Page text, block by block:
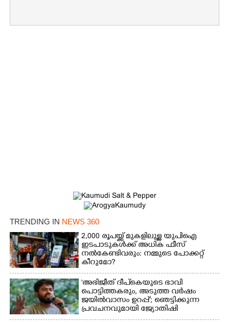
TRENDING IN NEWS 360
2,000 രൂപയ്ക്ക് മുകളിലുള്ള യുപിഐ
ഇടപാടുകൾക്ക് അധിക ഫീസ്
നൽകേണ്ടിവരും: നമ്മുടെ പോക്കറ്റ്
കീറുമോ?
'അഭിജീത് ദീപ്‌കെയുടെ ഭാവി
പൊട്ടിത്തകരും, അടുത്ത വർഷം
ജയിൽവാസം ഉറപ്പ്'; ഞെട്ടിക്കുന്ന
പ്രവചനവുമായി ജ്യോതിഷി
Copy Link